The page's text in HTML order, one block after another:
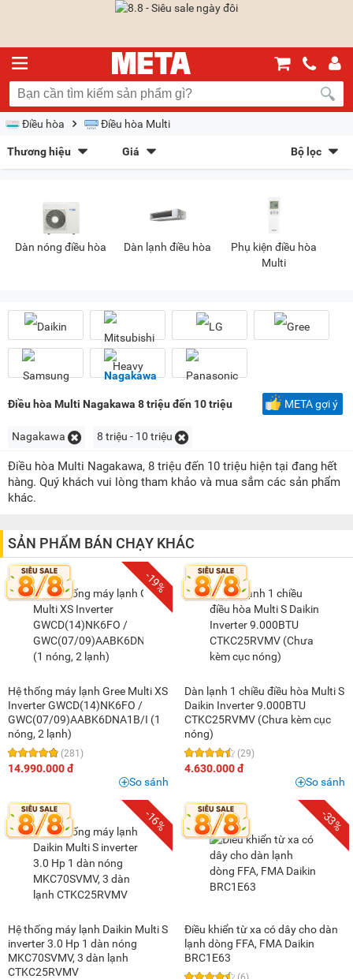
Điều hòa Điều hòa Multi
Thương hiệu
Daikin (50)
(27)
Panasonic
Nagakawa
Giá
Sắp xếp theo
Bán chạy nhất
Mới nhất
Chọn khoảng giá
1,5 triệu - 2 triệu
(3)
2 triệu - 3 triệu (4)
3 triệu - 5 triệu (5)
8 triệu - 10 triệu
10 triệu - 15 triệu (33)
15 triệu - 20 triệu
25 triệu - 30 triệu
(8)
30 triệu - 40 triệu
(16)
40 triệu - 50 triệu (6)
50 triệu - 100 triệu
Bộ lọc
Dàn nóng điều hòa Dàn lạnh điều hòa
Phụ kiện điều hòa
Multi
Điều hòa Multi Nagakawa 8 triệu đến 10 triệu META gợi ý
Nagakawa 8 triệu - 10 triệu
Điều hòa Multi Nagakawa, 8 triệu đến 10 triệu hiện tại đang hết
hàng. Quý khách vui lòng tham khảo và mua sắm các sản phẩm
khác.
SẢN PHẨM BÁN CHẠY KHÁC
-19%
Hệ thống máy lạnh Gree Multi XS
Inverter GWCD(14)NK6FO /
GWC(07/09)AABK6DNA1B/I (1
nóng, 2 lạnh)
(281)
14.990.000 đ
So sánh
Dàn lạnh 1 chiều điều hòa Multi S
Daikin Inverter 9.000BTU
CTKC25RVMV (Chưa kèm cục
nóng)
(29)
4.630.000 đ
So sánh
-16%
Hệ thống máy lạnh Daikin Multi S
inverter 3.0 Hp 1 dàn nóng
MKC70SVMV, 3 dàn lạnh
CTKC25RVMV
-33%
Điều khiển từ xa có dây cho dàn
lạnh dòng FFA, FMA Daikin
BRC1E63